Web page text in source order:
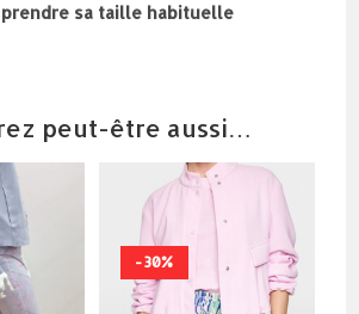
prendre sa taille habituelle
peut-être aussi…
-30%